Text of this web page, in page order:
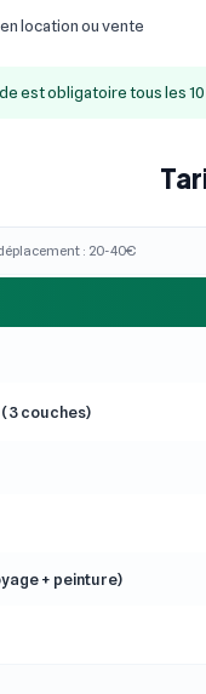
location ou vente
est obligatoire tous les
déplacement : 20-40€
couches)
+ peinture)